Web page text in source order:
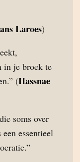
Laroes)
in je broek te
(Hassnae
soms over
essentieel